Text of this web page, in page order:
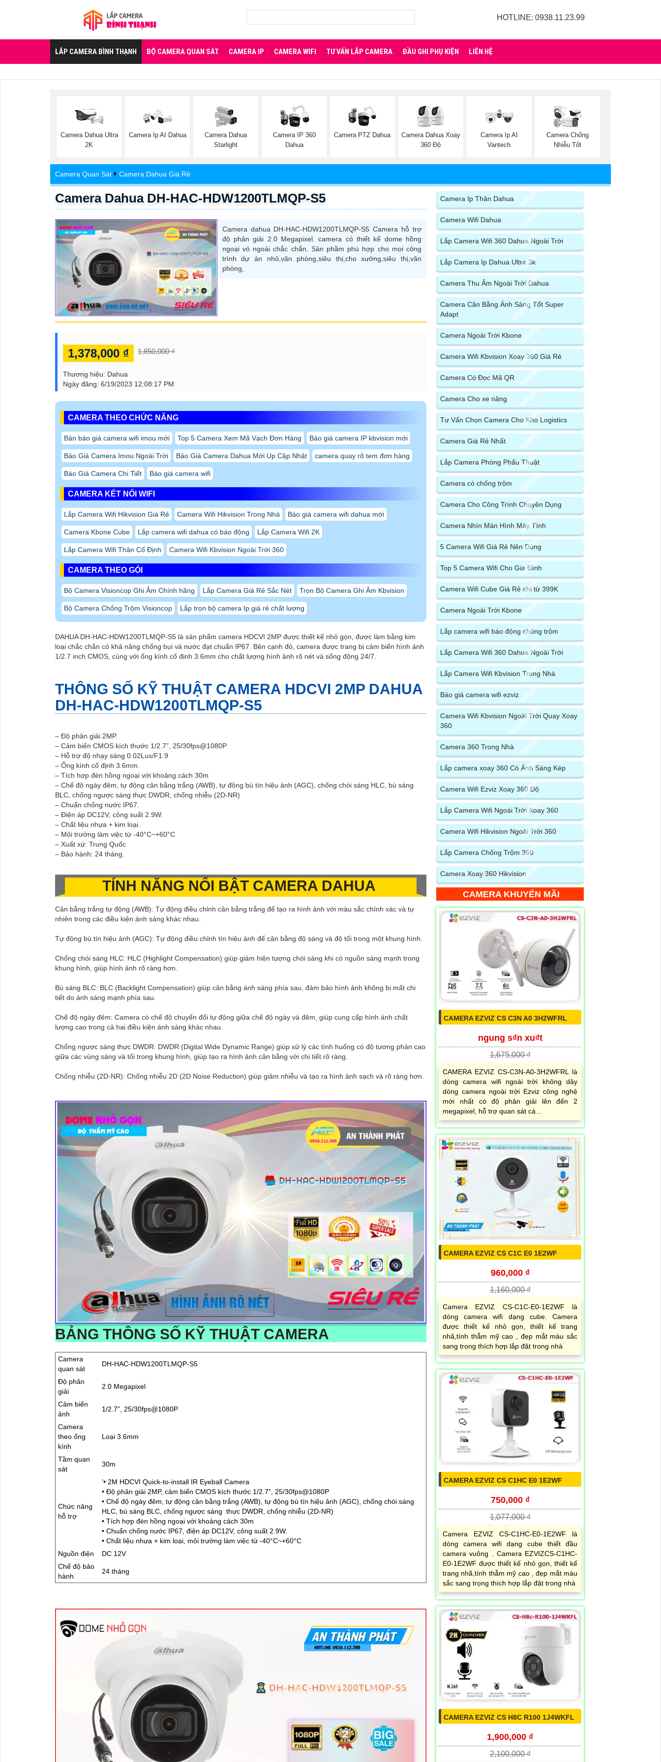
HOTLINE: 0938.11.23.99
LẮP CAMERA BÌNH THẠNH BỘ CAMERA QUAN SÁT CAMERA IP CAMERA WIFI TƯ VẤN LẮP CAMERA ĐẦU GHI PHỤ KIỆN LIÊN HỆ
Camera Dahua Ultra
2K
Camera Ip AI Dahua
Camera Dahua
Starlight
Camera IP 360
Dahua
Camera PTZ Dahua
Camera Dahua Xoay
360 Độ
Camera Ip AI
Vantech
Camera Chống
Nhiễu Tốt
Camera Quan Sát Camera Dahua Giá Rẻ
Camera Dahua DH-HAC-HDW1200TLMQP-S5
Camera dahua DH-HAC-HDW1200TLMQP-S5 Camera hỗ trợ
độ phân giải 2.0 Megapixel. camera có thiết kế dome hồng
ngoại vỏ ngoài chắc chắn. Sản phầm phù hợp cho mọi công
trình dự án nhỏ,văn phòng,siêu thị,cho xưởng,siêu thị,văn
phòng,
1,378,000 ₫ 1,850,000 ₫
Thương hiệu: Dahua
Ngày đăng: 6/19/2023 12:08:17 PM
CAMERA THEO CHỨC NĂNG
Bản báo giá camera wifi imou mới Top 5 Camera Xem Mã Vạch Đơn Hàng Báo giá camera IP kbvision mới
Báo Giá Camera Imou Ngoài Trời Báo Giá Camera Dahua Mới Up Cập Nhật camera quay rõ tem đơn hàng
Báo Giá Camera Chi Tiết Báo giá camera wifi
CAMERA KẾT NỐI WIFI
Lắp Camera Wifi Hikvision Giá Rẻ Camera Wifi Hikvision Trong Nhà Báo giá camera wifi dahua mới
Camera Kbone Cube Lắp camera wifi dahua có báo động Lắp Camera Wifi 2K
Lắp Camera Wifi Thân Cố Định Camera Wifi Kbvision Ngoài Trời 360
CAMERA THEO GÓI
Bộ Camera Visioncop Ghi Âm Chính hãng Lắp Camera Giá Rẻ Sắc Nét Trọn Bộ Camera Ghi Âm Kbvision
Bộ Camera Chống Trộm Visioncop Lắp trọn bộ camera Ip giá rẻ chất lượng
DAHUA DH-HAC-HDW1200TLMQP-S5 là sản phẩm camera HDCVI 2MP được thiết kế nhỏ gọn, được làm bằng kim
loại chắc chắn có khả năng chống bụi và nước đạt chuẩn IP67. Bên cạnh đó, camera được trang bị cảm biến hình ảnh
1/2.7 inch CMOS, cùng với ống kính cố định 3.6mm cho chất lượng hình ảnh rõ nét và sống động 24/7.
THÔNG SỐ KỸ THUẬT CAMERA HDCVI 2MP DAHUA
DH-HAC-HDW1200TLMQP-S5
– Độ phân giải 2MP.
– Cảm biến CMOS kích thước 1/2.7”, 25/30fps@1080P
– Hỗ trợ độ nhạy sáng 0.02Lux/F1.9
– Ống kính cố định 3.6mm.
– Tích hợp đèn hồng ngoại với khoảng cách 30m
– Chế độ ngày đêm, tự động cân bằng trắng (AWB), tự động bù tín hiệu ảnh (AGC), chống chói sáng HLC, bù sáng
BLC, chống ngược sáng thực DWDR, chống nhiễu (2D-NR)
– Chuẩn chống nước IP67.
– Điện áp DC12V, công suất 2.9W.
– Chất liệu nhựa + kim loại.
– Môi trường làm việc từ -40°C~+60°C
– Xuất xứ: Trung Quốc
– Bảo hành: 24 tháng.
TÍNH NĂNG NỔI BẬT CAMERA DAHUA
Cân bằng trắng tự động (AWB): Tự động điều chỉnh cân bằng trắng để tạo ra hình ảnh với màu sắc chính xác và tự
nhiên trong các điều kiện ánh sáng khác nhau.
Tự động bù tín hiệu ảnh (AGC): Tự động điều chỉnh tín hiệu ảnh để cân bằng độ sáng và độ tối trong một khung hình.
Chống chói sáng HLC: HLC (Highlight Compensation) giúp giảm hiện tượng chói sáng khi có nguồn sáng mạnh trong
khung hình, giúp hình ảnh rõ ràng hơn.
Bù sáng BLC: BLC (Backlight Compensation) giúp cân bằng ánh sáng phía sau, đảm bảo hình ảnh không bị mất chi
tiết do ánh sáng mạnh phía sau.
Chế độ ngày đêm: Camera có chế độ chuyển đổi tự động giữa chế độ ngày và đêm, giúp cung cấp hình ảnh chất
lượng cao trong cả hai điều kiện ánh sáng khác nhau.
Chống ngược sáng thực DWDR: DWDR (Digital Wide Dynamic Range) giúp xử lý các tình huống có độ tương phản cao
giữa các vùng sáng và tối trong khung hình, giúp tạo ra hình ảnh cân bằng với chi tiết rõ ràng.
Chống nhiễu (2D-NR): Chống nhiễu 2D (2D Noise Reduction) giúp giảm nhiễu và tạo ra hình ảnh sạch và rõ ràng hơn.
BẢNG THÔNG SỐ KỸ THUẬT CAMERA
Camera
quan sát
DH-HAC-HDW1200TLMQP-S5
Độ phân
giải
2.0 Megapixel
Cảm biến
ảnh
1/2.7”, 25/30fps@1080P
Camera
theo ống
kính
Loại 3.6mm
Tầm quan
sát
30m
Chức năng
hỗ trợ
'• 2M HDCVI Quick-to-install IR Eyeball Camera
• Độ phân giải 2MP, cảm biến CMOS kích thước 1/2.7”, 25/30fps@1080P
• Chế độ ngày đêm, tự động cân bằng trắng (AWB), tự động bù tín hiệu ảnh (AGC), chống chói sáng
HLC, bù sáng BLC, chống ngược sáng thực DWDR, chống nhiễu (2D-NR)
• Tích hợp đèn hồng ngoại với khoảng cách 30m
• Chuẩn chống nước IP67, điện áp DC12V, công suất 2.9W.
• Chất liệu nhựa + kim loại, môi trường làm việc từ -40°C~+60°C
Nguồn điện
DC 12V
Chế độ bảo
hành
24 tháng
Camera Ip Thân Dahua
Camera Wifi Dahua
Lắp Camera Wifi 360 Dahua Ngoài Trời
Lắp Camera Ip Dahua Ultra 3k
Camera Thu Âm Ngoài Trời Dahua
Camera Cân Bằng Ánh Sáng Tốt Super
Adapt
Camera Ngoài Trời Kbone
Camera Wifi Kbvision Xoay 360 Giá Rẻ
Camera Có Đọc Mã QR
Camera Cho xe nâng
Tư Vấn Chọn Camera Cho Kho Logistics
Camera Giá Rẻ Nhất
Lắp Camera Phòng Phẩu Thuật
Camera có chống trộm
Camera Cho Công Trình Chuyên Dụng
Camera Nhìn Màn Hình Máy Tính
5 Camera Wifi Giá Rẻ Nên Dùng
Top 5 Camera Wifi Cho Gia Đình
Camera Wifi Cube Giá Rẻ chỉ từ 399K
Camera Ngoài Trời Kbone
Lắp camera wifi báo động chống trộm
Lắp Camera Wifi 360 Dahua Ngoài Trời
Lắp Camera Wifi Kbvision Trong Nhà
Báo giá camera wifi ezviz
Camera Wifi Kbvision Ngoài Trời Quay Xoay
360
Camera 360 Trong Nhà
Lắp camera xoay 360 Có Ánh Sáng Kép
Camera Wifi Ezviz Xoay 360 Độ
Lắp Camera Wifi Ngoài Trời Xoay 360
Camera Wifi Hikvision Ngoài Trời 360
Lắp Camera Chống Trộm 360
Camera Xoay 360 Hikvision
CAMERA KHUYẾN MÃI
CAMERA EZVIZ CS C3N A0 3H2WFRL
ngung s₫n xu₫t
1,675,000 ₫
CAMERA EZVIZ CS-C3N-A0-3H2WFRL là
dòng camera wifi ngoài trời không dây
dòng camera ngoài trời Ezviz công nghệ
mới nhất có độ phân giải lên đến 2
megapixel, hỗ trợ quan sát cả...
CAMERA EZVIZ CS C1C E0 1E2WF
960,000 ₫
1,160,000 ₫
Camera EZVIZ CS-C1C-E0-1E2WF là
dòng camera wifi dạng cube. Camera
được thiết kế nhỏ gọn, thiết kế trang
nhã,tính thẫm mỹ cao , đẹp mắt màu sắc
sang trọng thích hợp lắp đặt trong nhà
CAMERA EZVIZ CS C1HC E0 1E2WF
750,000 ₫
1,077,000 ₫
Camera EZVIZ CS-C1HC-E0-1E2WF là
dòng camera wifi dạng cube thiết đầu
camera vuông . Camera EZVIZCS-C1HC-
E0-1E2WF được thiết kế nhỏ gọn, thiết kế
trang nhã,tính thẫm mỹ cao , đẹp mắt màu
sắc sang trọng thích hợp lắp đặt trong nhà
CAMERA EZVIZ CS H8C R100 1J4WKFL
1,900,000 ₫
2,100,000 ₫